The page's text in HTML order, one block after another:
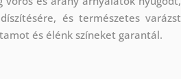
és természetes varázst
és élénk színeket garantál.